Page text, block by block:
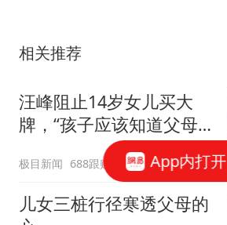
相关推荐
汪峰阻止14岁女儿买大
牌，“孩子应该知道父母的
不易”，称自己买衣服80%
都在淘宝
极目新闻 688跟贴
儿女三桩行径寒透父母的
App内打开